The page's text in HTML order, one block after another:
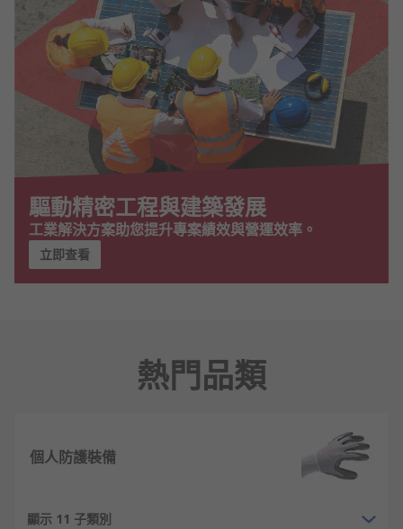
驅動精密工程與建築發展
工業解決方案助您提升專案績效與營運效率。
立即查看
熱門品類
個人防護裝備
顯示 11 子類別